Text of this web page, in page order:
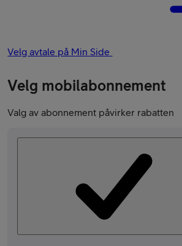
Velg avtale på Min Side
Velg mobilabonnement
Valg av abonnement påvirker rabatten